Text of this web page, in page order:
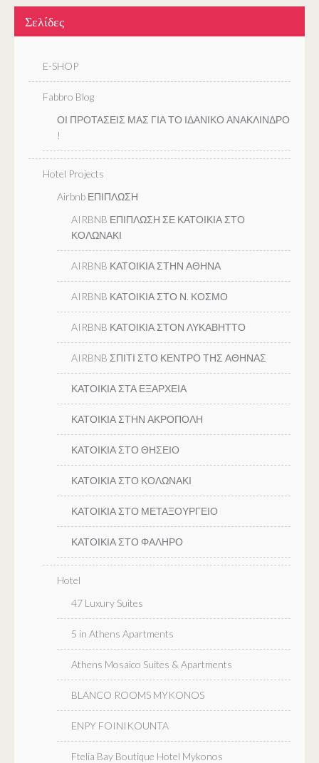
Σελίδες
E-SHOP
Fabbro Blog
ΟΙ ΠΡΟΤΑΣΕΙΣ ΜΑΣ ΓΙΑ ΤΟ ΙΔΑΝΙΚΟ ΑΝΑΚΛΙΝΔΡΟ
!
Hotel Projects
Airbnb ΕΠΙΠΛΩΣΗ
AIRBNB ΕΠΙΠΛΩΣΗ ΣΕ ΚΑΤΟΙΚΙΑ ΣΤΟ
ΚΟΛΩΝΑΚΙ
AIRBNB ΚΑΤΟΙΚΙΑ ΣΤΗΝ ΑΘΗΝΑ
AIRBNB ΚΑΤΟΙΚΙΑ ΣΤΟ Ν. ΚΟΣΜΟ
AIRBNB ΚΑΤΟΙΚΙΑ ΣΤΟΝ ΛΥΚΑΒΗΤΤΟ
AIRBNB ΣΠΙΤΙ ΣΤΟ ΚΕΝΤΡΟ ΤΗΣ ΑΘΗΝΑΣ
ΚΑΤΟΙΚΙΑ ΣΤΑ ΕΞΑΡΧΕΙΑ
ΚΑΤΟΙΚΙΑ ΣΤΗΝ ΑΚΡΟΠΟΛΗ
ΚΑΤΟΙΚΙΑ ΣΤΟ ΘΗΣΕΙΟ
ΚΑΤΟΙΚΙΑ ΣΤΟ ΚΟΛΩΝΑΚΙ
ΚΑΤΟΙΚΙΑ ΣΤΟ ΜΕΤΑΞΟΥΡΓΕΙΟ
ΚΑΤΟΙΚΙΑ ΣΤΟ ΦΑΛΗΡΟ
Hotel
47 Luxury Suites
5 in Athens Apartments
Athens Mosaico Suites & Apartments
BLANCO ROOMS MYKONOS
ENPY FOINIKOUNTA
Ftelia Bay Boutique Hotel Mykonos